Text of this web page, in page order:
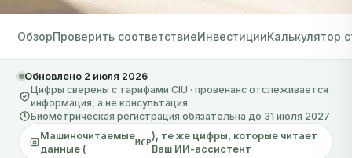
Цифры сверены с тарифами CIU · провенанс отслеживается ·
информация, а не консультация
Биометрическая регистрация обязательна до 31 июля 2027
Машиночитаемые
данные (
), те же цифры, которые читает
Ваш ИИ-ассистент